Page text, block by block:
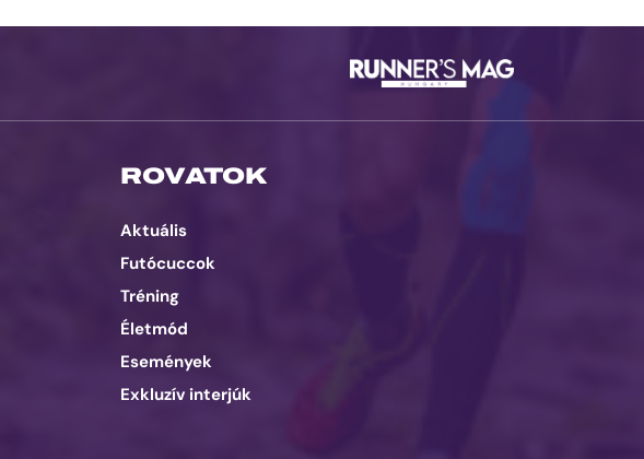
ROVATOK
Aktuális
Futócuccok
Tréning
Életmód
Események
Exkluzív interjúk